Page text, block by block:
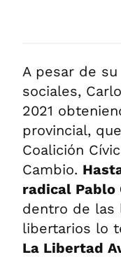
A pesar de
sociales,
2021
provincial,
Coalición
Cambio.
radical Pablo
dentro de las
libertarios lo
La Libertad